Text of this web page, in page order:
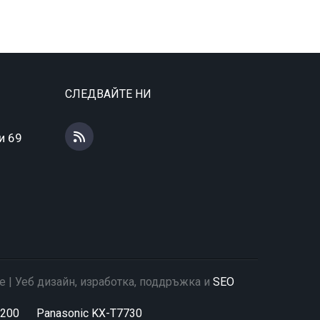
69
СЛЕДВАЙТЕ НИ
Уеб дизайн, изработка, поддръжка и SEO
Panasonic KX-T7730